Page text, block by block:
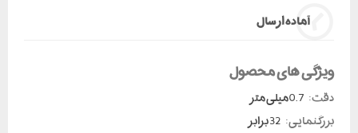
آماده ارسال
ویژگی های محصول
دقت:
بزرگنمایی: